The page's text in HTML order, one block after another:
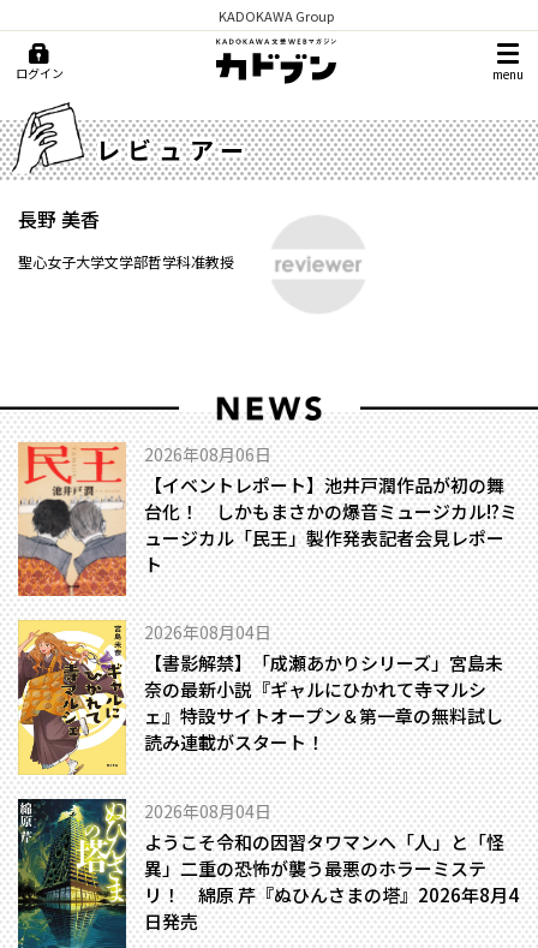
KADOKAWA Group
ログイン menu
レビュアー
長野 美香
聖心女子大学文学部哲学科准教授
2026年08月06日
【イベントレポート】池井戸潤作品が初の舞
台化！ しかもまさかの爆音ミュージカル!?――ミ
ュージカル「民王」製作発表記者会見レポー
ト
2026年08月04日
【書影解禁】「成瀬あかりシリーズ」宮島未
奈の最新小説『ギャルにひかれて寺マルシ
ェ』特設サイトオープン＆第一章の無料試し
読み連載がスタート！
2026年08月04日
ようこそ令和の因習タワマンへ――「人」と「怪
異」二重の恐怖が襲う最悪のホラーミステ
リ！ 綿原 芹『ぬひんさまの塔』2026年8月4
日発売